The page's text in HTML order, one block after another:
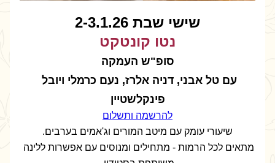
שישי שבת 2-3.1.26
נטו קונטקט
סופ"ש העמקה
פינקלשטיין
להרשמה ותשלום
שיעורי עומק עם מיטב המורים וג'אמים בערבים.